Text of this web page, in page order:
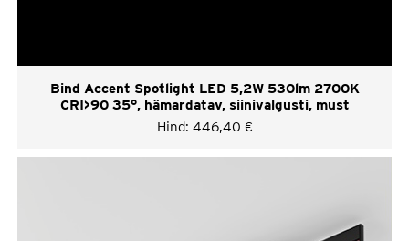
Bind Accent Spotlight LED 5,2W 530lm 2700K
CRI>90 35°, hämardatav, siinivalgusti, must
Hind: 446,40 €